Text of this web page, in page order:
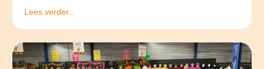
Lees verder...